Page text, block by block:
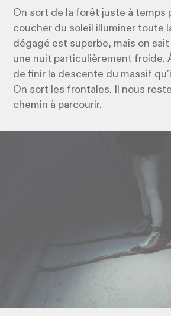
On sort de la forêt juste à temps
coucher du soleil illuminer toute
dégagé est superbe, mais on sait
une nuit particulièrement froide.
de finir la descente du massif
On sort les frontales. Il nous
chemin à parcourir.